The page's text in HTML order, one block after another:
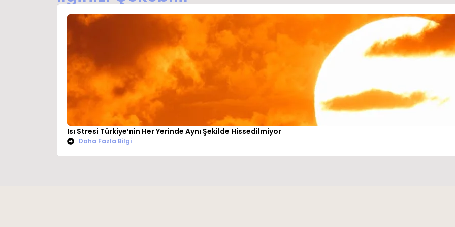
Isı Stresi Türkiye’nin Her Yerinde Aynı Şekilde Hissedilmiyor
Daha Fazla Bilgi